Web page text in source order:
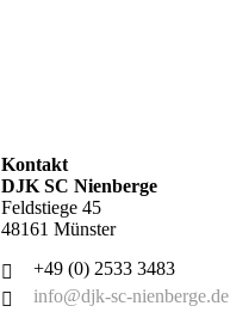
Kontakt
DJK SC Nienberge
Feldstiege 45
48161 Münster
+49 (0) 2533 3483
info@djk-sc-nienberge.de